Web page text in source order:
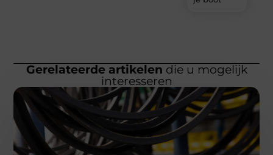
Gerelateerde artikelen die u mogelijk
interesseren